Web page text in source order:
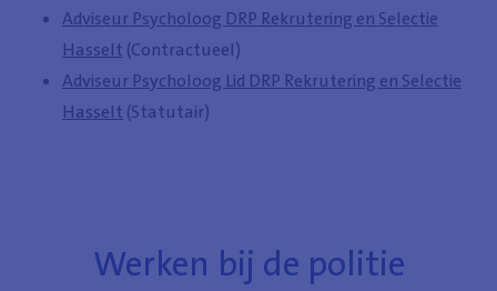
Adviseur Psycholoog DRP Rekrutering en Selectie
Hasselt (Contractueel)
Adviseur Psycholoog Lid DRP Rekrutering en Selectie
Hasselt (Statutair)
Werken bij de politie